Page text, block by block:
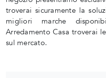
troverai sicuramente la
migliori marche
Arredamento Casa troverai
sul mercato.